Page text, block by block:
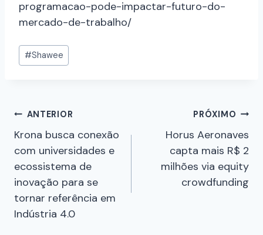
programacao-pode-impactar-futuro-do-
mercado-de-trabalho/
#Shawee
ANTERIOR
Krona busca conexão
com universidades e
ecossistema de
inovação para se
tornar referência em
Indústria 4.0
PRÓXIMO
Horus Aeronaves
capta mais R$ 2
milhões via equity
crowdfunding